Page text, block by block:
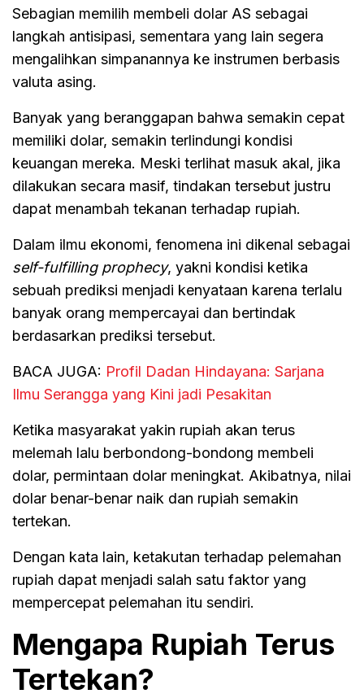
Sebagian memilih membeli dolar AS sebagai
langkah antisipasi, sementara yang lain segera
mengalihkan simpanannya ke instrumen berbasis
valuta asing.
Banyak yang beranggapan bahwa semakin cepat
memiliki dolar, semakin terlindungi kondisi
keuangan mereka. Meski terlihat masuk akal, jika
dilakukan secara masif, tindakan tersebut justru
dapat menambah tekanan terhadap rupiah.
Dalam ilmu ekonomi, fenomena ini dikenal sebagai
self-fulfilling prophecy, yakni kondisi ketika
sebuah prediksi menjadi kenyataan karena terlalu
banyak orang mempercayai dan bertindak
berdasarkan prediksi tersebut.
BACA JUGA: Profil Dadan Hindayana: Sarjana
Ilmu Serangga yang Kini jadi Pesakitan
Ketika masyarakat yakin rupiah akan terus
melemah lalu berbondong-bondong membeli
dolar, permintaan dolar meningkat. Akibatnya, nilai
dolar benar-benar naik dan rupiah semakin
tertekan.
Dengan kata lain, ketakutan terhadap pelemahan
rupiah dapat menjadi salah satu faktor yang
mempercepat pelemahan itu sendiri.
Mengapa Rupiah Terus
Tertekan?